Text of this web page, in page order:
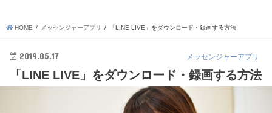
HOME メッセンジャーアプリ 「LINE LIVE」をダウンロード・録画する方法
メッセンジャーアプリ
2019.05.17
「LINE LIVE」をダウンロード・録画する方法